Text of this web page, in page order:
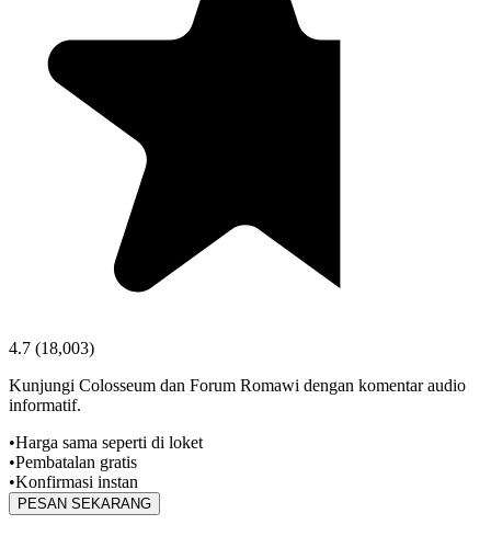
4.7 (18,003)
Kunjungi Colosseum dan Forum Romawi dengan komentar audio
informatif.
•Harga sama seperti di loket
•Pembatalan gratis
•Konfirmasi instan
PESAN SEKARANG